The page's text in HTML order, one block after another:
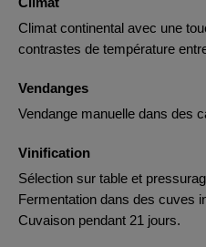
Climat continental avec une
contrastes de température
Vendanges
Vendange manuelle dans des
Vinification
Sélection sur table et
Fermentation dans des cuves
Cuvaison pendant 21 jours.